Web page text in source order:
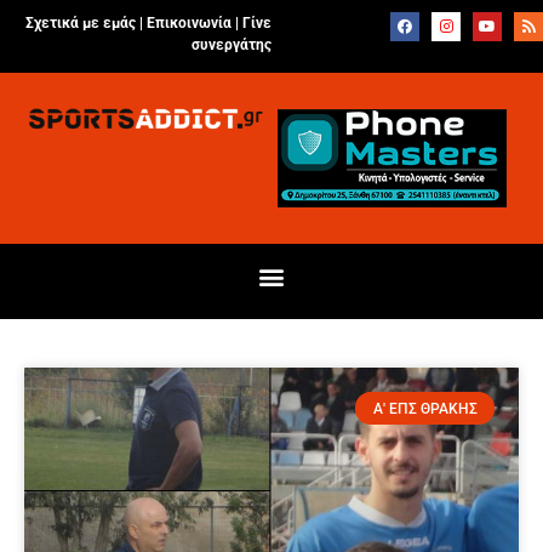
Σχετικά με εμάς | Επικοινωνία
Γίνε
συνεργάτης
Α' ΕΠΣ ΘΡΑΚΗΣ